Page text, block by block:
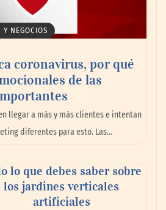
redefine la forma de
México
NEGOCIOS
coronavirus, por qué
de las
llegar a más y más clientes e intentan
diferentes para esto. Las…
lo que debes saber sobre
los jardines verticales
artificiales